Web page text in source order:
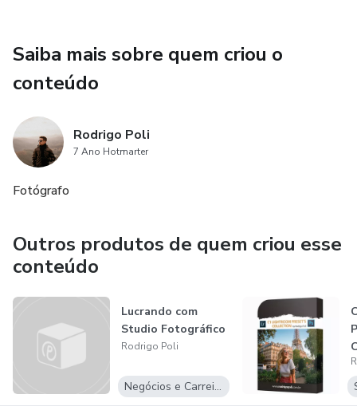
Saiba mais sobre quem criou o
conteúdo
Rodrigo Poli
7 Ano Hotmarter
Fotógrafo
Outros produtos de quem criou esse
conteúdo
Lucrando com
Studio Fotográfico
Rodrigo Poli
Negócios e Carreira